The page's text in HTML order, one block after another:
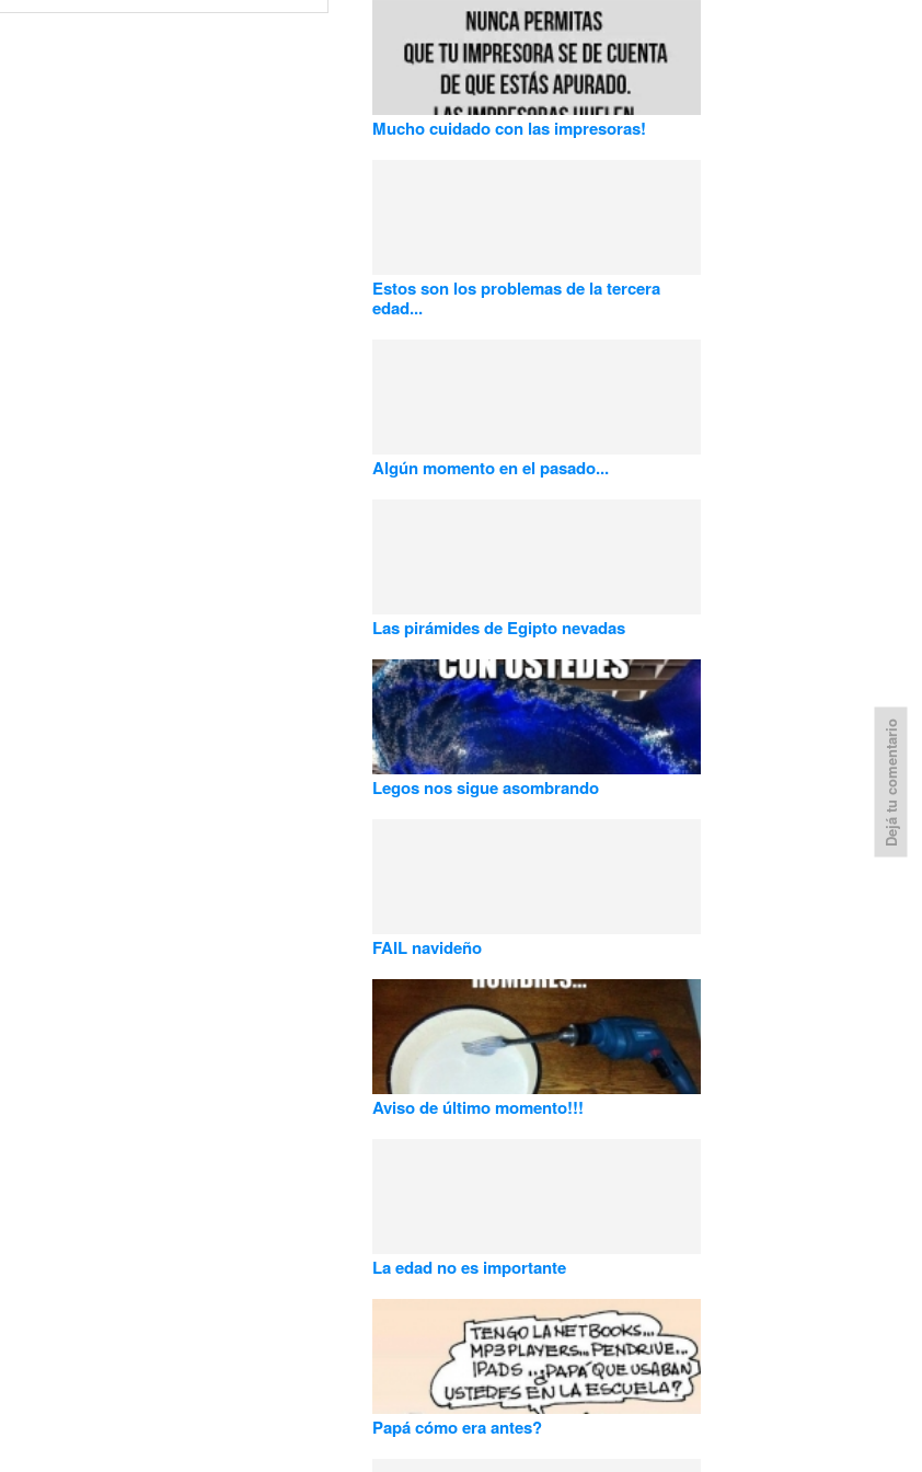
Mucho cuidado con las impresoras!
Estos son los problemas de la tercera
edad...
Algún momento en el pasado...
Las pirámides de Egipto nevadas
Legos nos sigue asombrando
FAIL navideño
Aviso de último momento!!!
La edad no es importante
Papá cómo era antes?
Dejá tu comentario